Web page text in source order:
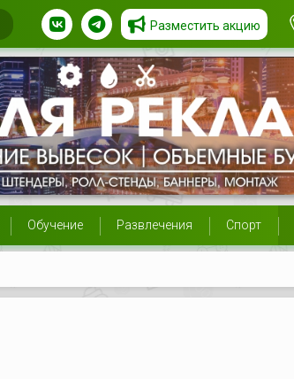
Разместить акцию
Обучение Развлечения Спорт